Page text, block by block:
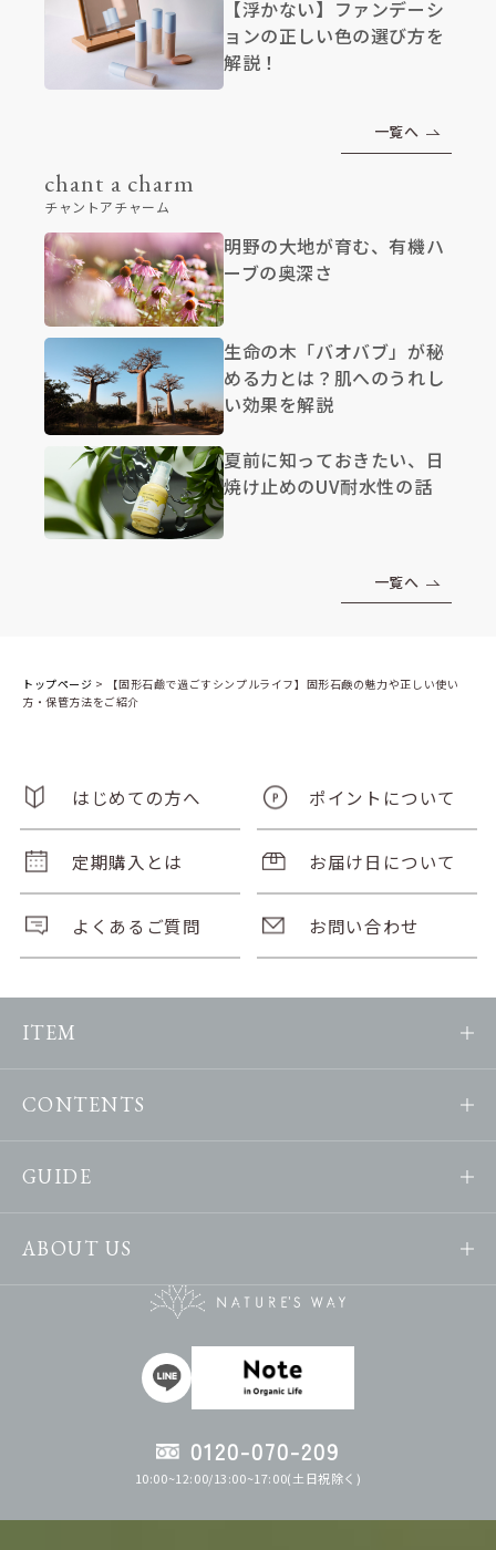
【浮かない】ファンデーシ
ョンの正しい色の選び方を
解説！
一覧へ
chant a charm
チャントアチャーム
明野の大地が育む、有機ハ
ーブの奥深さ
生命の木「バオバブ」が秘
める力とは？肌へのうれし
い効果を解説
夏前に知っておきたい、日
焼け止めのUV耐水性の話
一覧へ
トップページ >
【固形石鹼で過ごすシンプルライフ】固形石鹸の魅力や正しい使い
方・保管方法をご紹介
はじめての方へ ポイントについて
定期購入とは お届け日について
よくあるご質問 お問い合わせ
ITEM
CONTENTS
GUIDE
ABOUT US
0120-070-209
10:00~12:00/13:00~17:00(土日祝除く)